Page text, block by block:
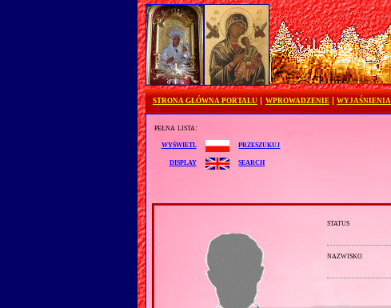
STRONA GŁÓWNA PORTALU WPROWADZENIE WYJAŚNIENIA
pełna lista:
wyświetl
przeszukuj
display
search
status
nazwisko